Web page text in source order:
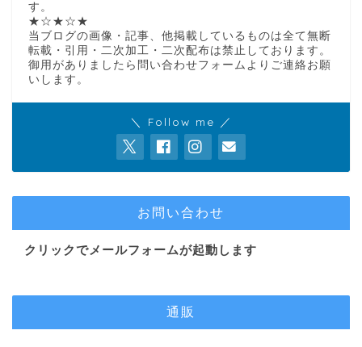
す。
★☆★☆★
当ブログの画像・記事、他掲載しているものは全て無断
転載・引用・二次加工・二次配布は禁止しております。
御用がありましたら問い合わせフォームよりご連絡お願
いします。
＼ Follow me ／
お問い合わせ
クリックでメールフォームが起動します
通販